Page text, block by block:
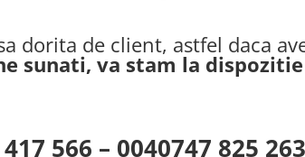
dorita de client, astfel daca
sunati, va stam la
825 263